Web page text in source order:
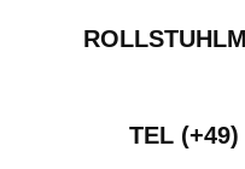
TEL (+49)